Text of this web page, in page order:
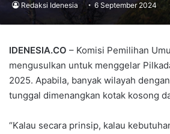
Redaksi Idenesia 6 September 2024
IDENESIA.CO – Komisi Pemilihan
mengusulkan untuk menggelar
2025. Apabila, banyak wilayah
tunggal dimenangkan kotak kosong
“Kalau secara prinsip, kalau